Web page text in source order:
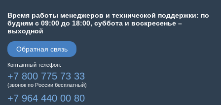
Время работы менеджеров и технической поддержки: по
будням с 09:00 до 18:00, суббота и воскресенье –
выходной
Обратная связь
Контактный телефон:
+7 800 775 73 33
(звонок по России бесплатный)
+7 964 440 00 80